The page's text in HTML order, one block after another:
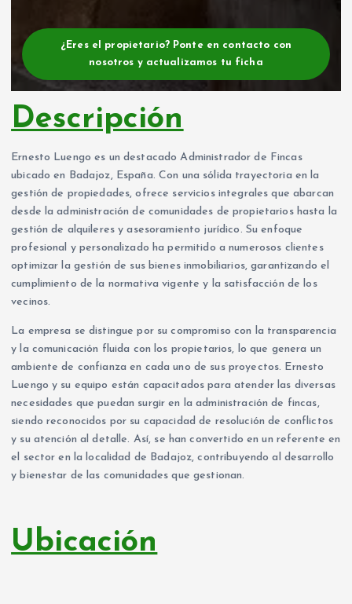
¿Eres el propietario? Ponte en contacto con
nosotros y actualizamos tu ficha
Descripción
Ernesto Luengo es un destacado Administrador de Fincas
ubicado en Badajoz, España. Con una sólida trayectoria en la
gestión de propiedades, ofrece servicios integrales que abarcan
desde la administración de comunidades de propietarios hasta la
gestión de alquileres y asesoramiento jurídico. Su enfoque
profesional y personalizado ha permitido a numerosos clientes
optimizar la gestión de sus bienes inmobiliarios, garantizando el
cumplimiento de la normativa vigente y la satisfacción de los
vecinos.
La empresa se distingue por su compromiso con la transparencia
y la comunicación fluida con los propietarios, lo que genera un
ambiente de confianza en cada uno de sus proyectos. Ernesto
Luengo y su equipo están capacitados para atender las diversas
necesidades que puedan surgir en la administración de fincas,
siendo reconocidos por su capacidad de resolución de conflictos
y su atención al detalle. Así, se han convertido en un referente en
el sector en la localidad de Badajoz, contribuyendo al desarrollo
y bienestar de las comunidades que gestionan.
Ubicación